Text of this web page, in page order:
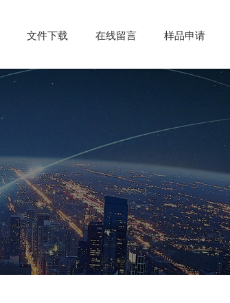
文件下载
文件下载 在线留言
在线留言 样品申请
样品申请